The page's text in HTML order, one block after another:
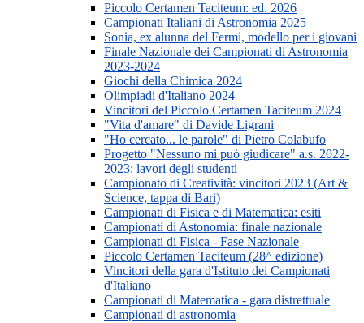
Piccolo Certamen Taciteum: ed. 2026
Campionati Italiani di Astronomia 2025
Sonia, ex alunna del Fermi, modello per i giovani
Finale Nazionale dei Campionati di Astronomia
2023-2024
Giochi della Chimica 2024
Olimpiadi d'Italiano 2024
Vincitori del Piccolo Certamen Taciteum 2024
"Vita d'amare" di Davide Ligrani
"Ho cercato... le parole" di Pietro Colabufo
Progetto "Nessuno mi può giudicare" a.s. 2022-
2023: lavori degli studenti
Campionato di Creatività: vincitori 2023 (Art &
Science, tappa di Bari)
Campionati di Fisica e di Matematica: esiti
Campionati di Astonomia: finale nazionale
Campionati di Fisica - Fase Nazionale
Piccolo Certamen Taciteum (28^ edizione)
Vincitori della gara d'Istituto dei Campionati
d'Italiano
Campionati di Matematica - gara distrettuale
Campionati di astronomia